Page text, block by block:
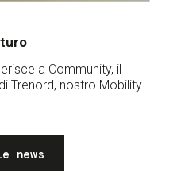
a Community, il
Trenord, nostro Mobility
news